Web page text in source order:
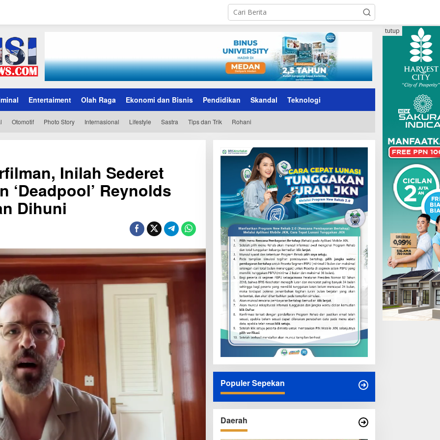
Entertaiment Olah Raga Ekonomi dan Bisnis Pendidikan Skandal Teknologi
Otomotif Photo Story Internasional Lifestyle Sastra Tips dan Trik Rohani
tutup
Inilah Sederet
‘Deadpool’ Reynolds
Dihuni
Populer Sepekan
Daerah